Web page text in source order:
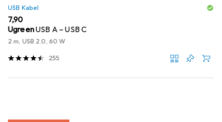
USB Kabel
EUR
7,90
UgreenUSB A – USB C
2 m, USB 2.0, 60 W
255